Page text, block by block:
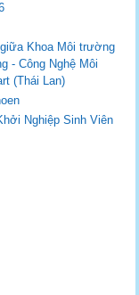
Khoa Môi trường
- Công Nghệ Môi
(Thái Lan)
Nghiệp Sinh Viên